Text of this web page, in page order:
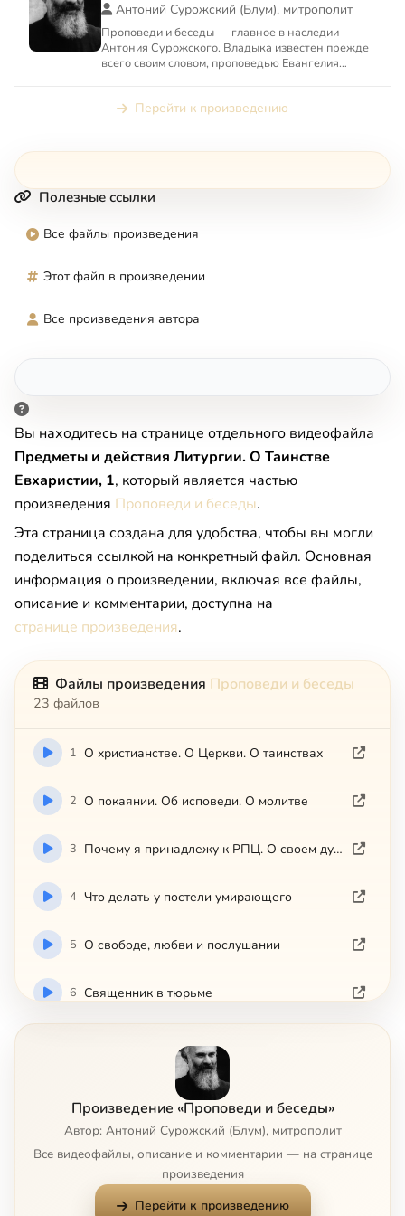
Антоний Сурожский (Блум), митрополит
Проповеди и беседы — главное в наследии
Антония Сурожского. Владыка известен прежде
всего своим словом, проповедью Евангелия
Перейти к произведению
Полезные ссылки
Все файлы произведения
Этот файл в произведении
Все произведения автора
Вы находитесь на странице отдельного видеофайла
Предметы и действия Литургии. О Таинстве
Евхаристии, 1, который является частью
произведения Проповеди и беседы.
Эта страница создана для удобства, чтобы вы могли
поделиться ссылкой на конкретный файл. Основная
информация о произведении, включая все файлы,
описание и комментарии, доступна на
странице произведения.
Файлы произведения Проповеди и беседы
23 файлов
1 О христианстве. О Церкви. О таинствах
2 О покаянии. Об исповеди. О молитве
3 Почему я принадлежу к РПЦ. О своем духовнике. Царсвенное священство
4 Что делать у постели умирающего
5 О свободе, любви и послушании
6 Священник в тюрьме
Беседа о Богородице, 1
9 Беседа о Богородице, 2
Произведение «Проповеди и беседы»
Автор: Антоний Сурожский (Блум), митрополит
Все видеофайлы, описание и комментарии — на странице
произведения
Перейти к произведению